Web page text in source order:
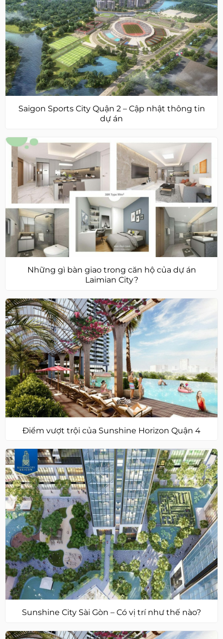
Saigon Sports City Quận 2 – Cập nhật thông tin
dự án
Những gì bàn giao trong căn hộ của dự án
Laimian City?
Điểm vượt trội của Sunshine Horizon Quận 4
Sunshine City Sài Gòn – Có vị trí như thế nào?